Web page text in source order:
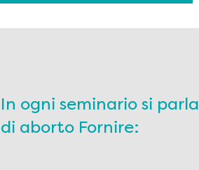
In ogni seminario si parla
di aborto Fornire: